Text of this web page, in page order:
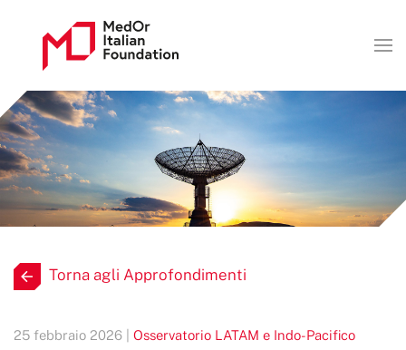
Torna agli Approfondimenti
25 febbraio 2026 | Osservatorio LATAM e Indo-Pacifico